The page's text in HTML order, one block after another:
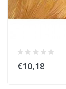
€10,18